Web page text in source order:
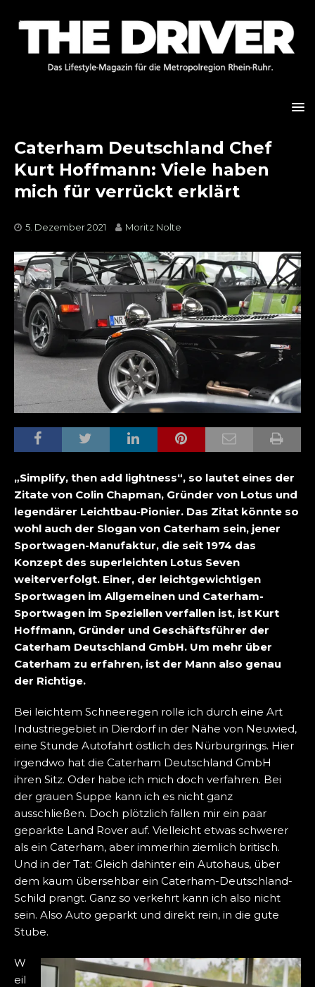
Caterham Deutschland Chef
Kurt Hoffmann: Viele haben
mich für verrückt erklärt
5. Dezember 2021 Moritz Nolte
„Simplify, then add lightness“, so lautet eines der
Zitate von Colin Chapman, Gründer von Lotus und
legendärer Leichtbau-Pionier. Das Zitat könnte so
wohl auch der Slogan von Caterham sein, jener
Sportwagen-Manufaktur, die seit 1974 das
Konzept des superleichten Lotus Seven
weiterverfolgt. Einer, der leichtgewichtigen
Sportwagen im Allgemeinen und Caterham-
Sportwagen im Speziellen verfallen ist, ist Kurt
Hoffmann, Gründer und Geschäftsführer der
Caterham Deutschland GmbH. Um mehr über
Caterham zu erfahren, ist der Mann also genau
der Richtige.
Bei leichtem Schneeregen rolle ich durch eine Art
Industriegebiet in Dierdorf in der Nähe von Neuwied,
eine Stunde Autofahrt östlich des Nürburgrings. Hier
irgendwo hat die Caterham Deutschland GmbH
ihren Sitz. Oder habe ich mich doch verfahren. Bei
der grauen Suppe kann ich es nicht ganz
ausschließen. Doch plötzlich fallen mir ein paar
geparkte Land Rover auf. Vielleicht etwas schwerer
als ein Caterham, aber immerhin ziemlich britisch.
Und in der Tat: Gleich dahinter ein Autohaus, über
dem kaum übersehbar ein Caterham-Deutschland-
Schild prangt. Ganz so verkehrt kann ich also nicht
sein. Also Auto geparkt und direkt rein, in die gute
Stube.
W
eil